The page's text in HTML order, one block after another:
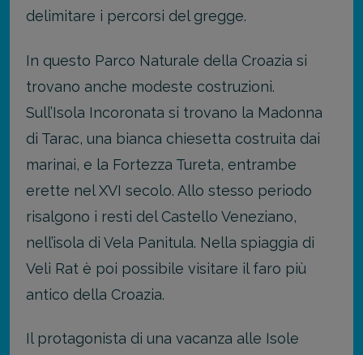
delimitare i percorsi del gregge.
In questo Parco Naturale della Croazia si
trovano anche modeste costruzioni.
Sull’Isola Incoronata si trovano la Madonna
di Tarac, una bianca chiesetta costruita dai
marinai, e la Fortezza Tureta, entrambe
erette nel XVI secolo. Allo stesso periodo
risalgono i resti del Castello Veneziano,
nell’isola di Vela Panitula. Nella spiaggia di
Veli Rat è poi possibile visitare il faro più
antico della Croazia.
Il protagonista di una vacanza alle Isole